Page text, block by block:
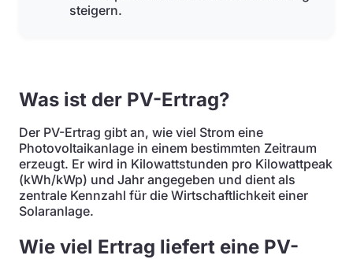
steigern.
Was ist der PV-Ertrag?
Der PV-Ertrag gibt an, wie viel Strom eine
Photovoltaikanlage in einem bestimmten Zeitraum
erzeugt. Er wird in Kilowattstunden pro Kilowattpeak
(kWh/kWp) und Jahr angegeben und dient als
zentrale Kennzahl für die Wirtschaftlichkeit einer
Solaranlage.
Wie viel Ertrag liefert eine PV-